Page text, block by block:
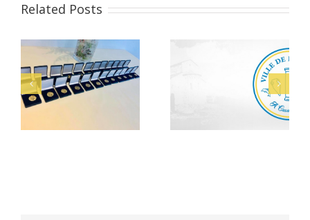
Related Posts
Bacheliers 2026
Alerte Canicule –